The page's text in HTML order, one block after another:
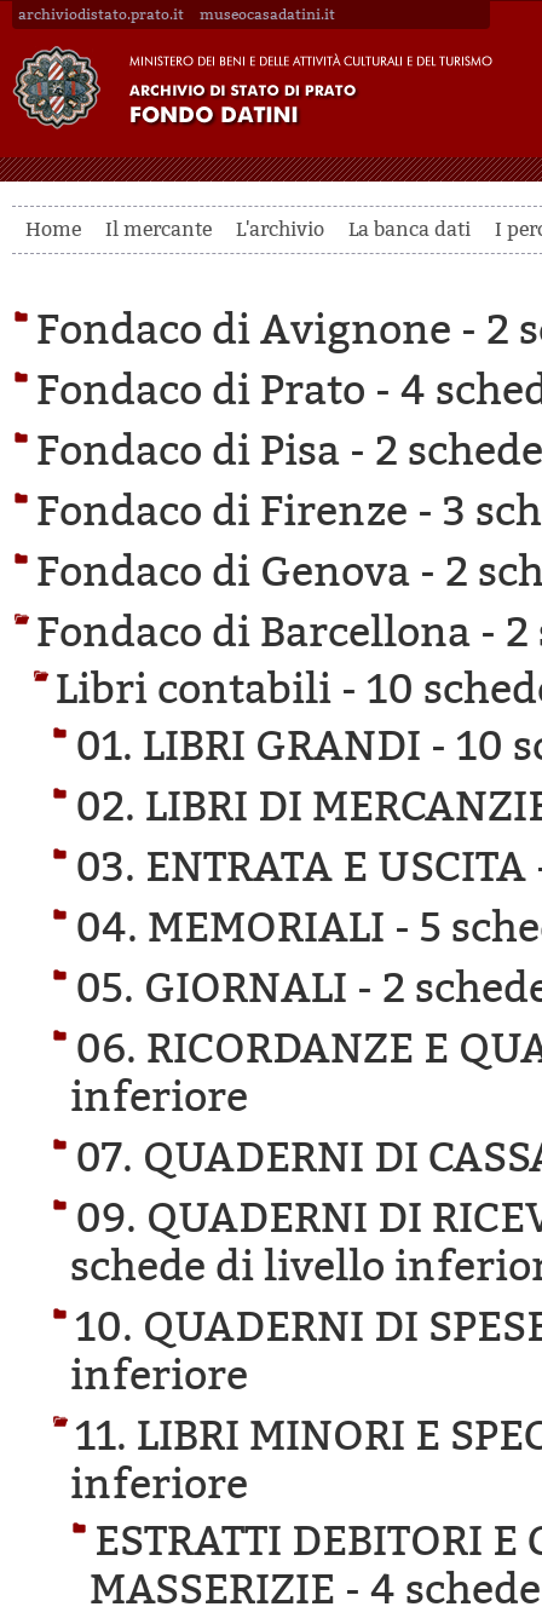
archiviodistato.prato.it museocasadatini.it
Home Il mercante L'archivio La banca dati I
Fondaco di Avignone - 2
Fondaco di Prato - 4
Fondaco di Pisa - 2
Fondaco di Firenze - 3
Fondaco di Genova - 2
Fondaco di Barcellona - 2
Libri contabili - 10
01. LIBRI GRANDI - 10
02. LIBRI DI
03. ENTRATA E
04. MEMORIALI - 5
05. GIORNALI - 2
06. RICORDANZE E
inferiore
07. QUADERNI DI
09. QUADERNI DI
schede di livello
10. QUADERNI DI
inferiore
11. LIBRI MINORI E
inferiore
ESTRATTI DEBITORI
MASSERIZIE - 4